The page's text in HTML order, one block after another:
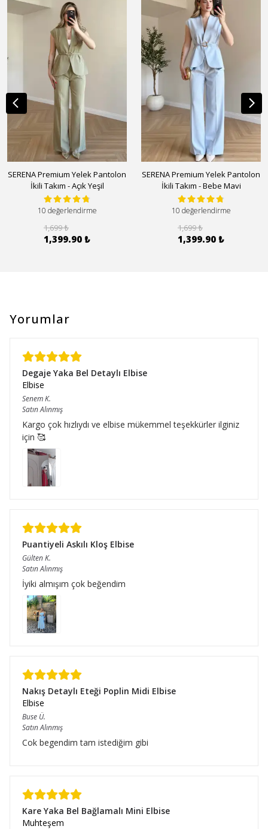
SERENA Premium Yelek Pantolon
İkili Takım - Açık Yeşil
10 değerlendirme
1,699 ₺
1,399.90 ₺
SERENA Premium Yelek Pantolon
İkili Takım - Bebe Mavi
10 değerlendirme
1,699 ₺
1,399.90 ₺
Yorumlar
Degaje Yaka Bel Detaylı Elbise
Elbise
SenemK.
Satın Alınmış
Kargo çok hızlıydı ve elbise mükemmel teşekkürler ilginiz
için 🥰
Puantiyeli Askılı Kloş Elbise
GültenK.
Satın Alınmış
İyiki almışım çok beğendim
Nakış Detaylı Eteği Poplin Midi Elbise
Elbise
Buse Ü.
Satın Alınmış
Cok begendim tam istediğim gibi
Kare Yaka Bel Bağlamalı Mini Elbise
Muhteşem